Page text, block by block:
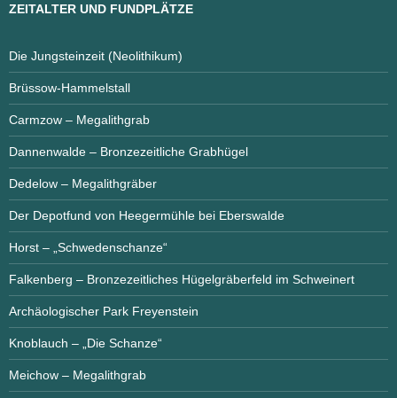
ZEITALTER UND FUNDPLÄTZE
Die Jungsteinzeit (Neolithikum)
Brüssow-Hammelstall
Carmzow – Megalithgrab
Dannenwalde – Bronzezeitliche Grabhügel
Dedelow – Megalithgräber
Der Depotfund von Heegermühle bei Eberswalde
Horst – „Schwedenschanze“
Falkenberg – Bronzezeitliches Hügelgräberfeld im Schweinert
Archäologischer Park Freyenstein
Knoblauch – „Die Schanze“
Meichow – Megalithgrab